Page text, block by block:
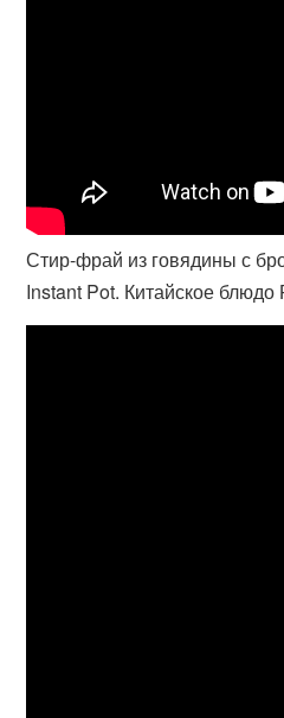
Стир-фрай из говядины с
Instant Pot. Китайское